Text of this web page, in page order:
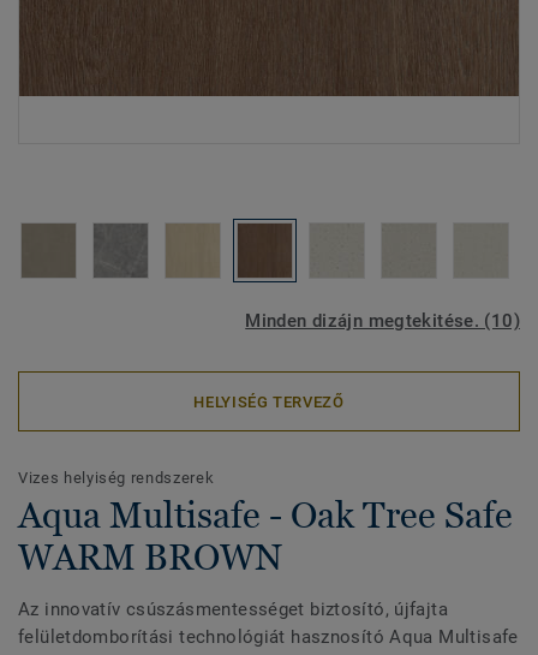
Minden dizájn megtekitése. (10)
HELYISÉG TERVEZŐ
Vizes helyiség rendszerek
Aqua Multisafe - Oak Tree Safe
WARM BROWN
Az innovatív csúszásmentességet biztosító, újfajta
felületdomborítási technológiát hasznosító Aqua Multisafe